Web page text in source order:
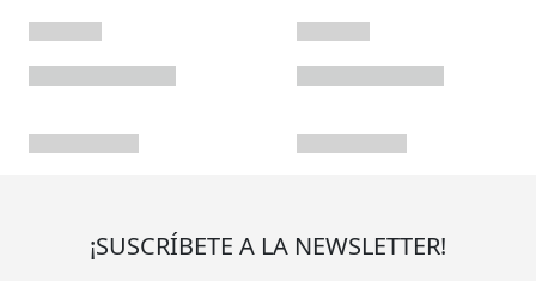
¡SUSCRÍBETE A LA NEWSLETTER!